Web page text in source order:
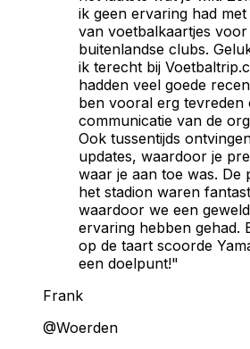
ik geen ervaring had
van voetbalkaartjes voor
buitenlandse clubs.
ik terecht bij
hadden veel goede
ben vooral erg tevreden
communicatie van de
Ook tussentijds
updates, waardoor je
waar je aan toe was. De
het stadion waren
waardoor we een
ervaring hebben gehad.
op de taart scoorde
een doelpunt!"
Frank
@Woerden